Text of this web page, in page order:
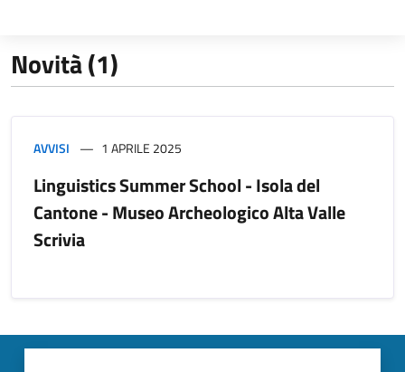
Novità (1)
AVVISI 1 APRILE 2025
Linguistics Summer School - Isola del
Cantone - Museo Archeologico Alta Valle
Scrivia